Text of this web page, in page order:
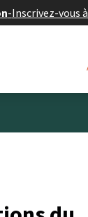
-Inscrivez-vous